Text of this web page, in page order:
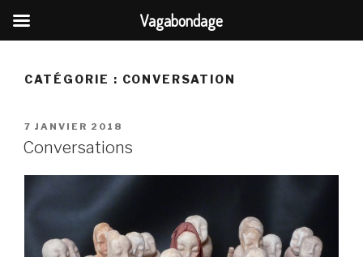
CATÉGORIE : CONVERSATION
7 JANVIER 2018
Conversations
Vagabondage